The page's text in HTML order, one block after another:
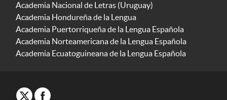
Academia Nacional de Letras (Uruguay)
Academia Hondureña de la Lengua
Academia Puertorriqueña de la Lengua Española
Academia Norteamericana de la Lengua Española
Academia Ecuatoguineana de la Lengua Española